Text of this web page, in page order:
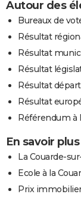
Autour des
Bureaux de
Résultat
Résultat
Résultat
Résultat
Résultat
Référendum à
En savoir
La Couarde-
Ecole à la
Prix